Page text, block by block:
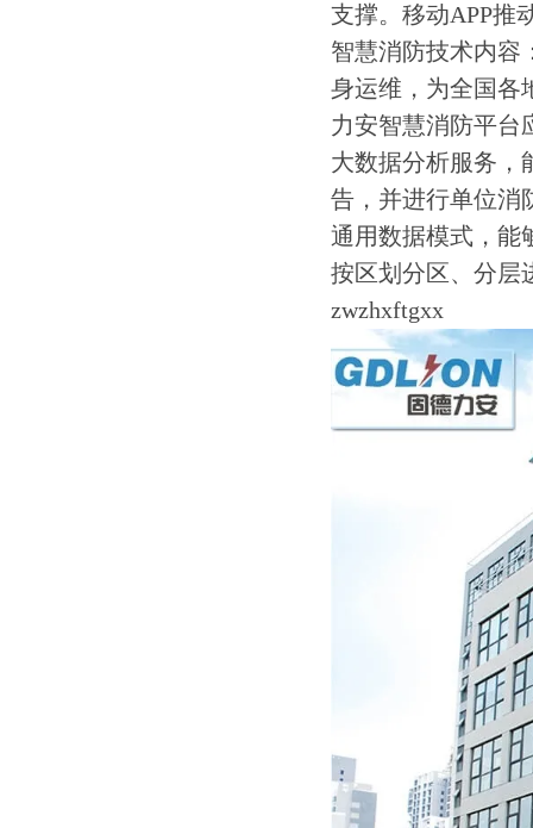
支撑。移动APP推
智慧消防技术内容
身运维，为全国各
力安智慧消防平台
大数据分析服务，
告，并进行单位消
通用数据模式，能
按区划分区、分层
zwzhxftgxx